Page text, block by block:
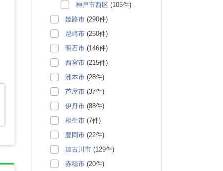
神戸市西区 (105件)
姫路市 (290件)
尼崎市 (250件)
明石市 (146件)
西宮市 (215件)
洲本市 (28件)
芦屋市 (37件)
伊丹市 (88件)
相生市 (7件)
豊岡市 (22件)
加古川市 (129件)
赤穂市 (20件)